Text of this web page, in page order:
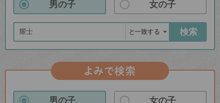
男の子 女の子
検索
よみで検索
男の子 女の子